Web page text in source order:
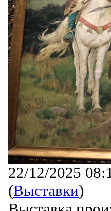
22/12/2025
(Выставки)